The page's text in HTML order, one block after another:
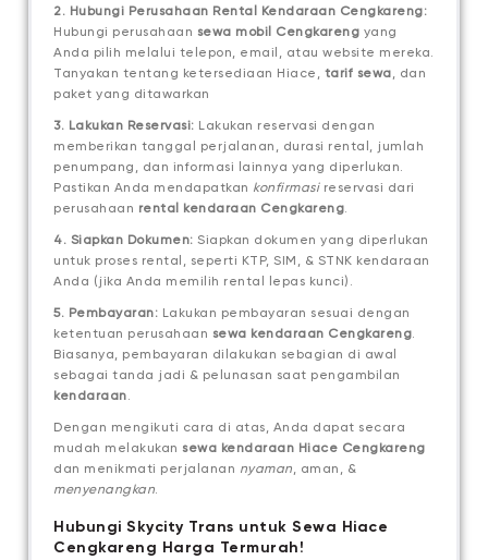
2. Hubungi Perusahaan Rental Kendaraan Cengkareng:
Hubungi perusahaan sewa mobil Cengkareng yang
Anda pilih melalui telepon, email, atau website mereka.
Tanyakan tentang ketersediaan Hiace, tarif sewa, dan
paket yang ditawarkan
3. Lakukan Reservasi: Lakukan reservasi dengan
memberikan tanggal perjalanan, durasi rental, jumlah
penumpang, dan informasi lainnya yang diperlukan.
Pastikan Anda mendapatkan konfirmasireservasi dari
perusahaan rental kendaraan Cengkareng.
4. Siapkan Dokumen: Siapkan dokumen yang diperlukan
untuk proses rental, seperti KTP, SIM, & STNK kendaraan
Anda (jika Anda memilih rental lepas kunci).
5. Pembayaran: Lakukan pembayaran sesuai dengan
ketentuan perusahaan sewa kendaraan Cengkareng.
Biasanya, pembayaran dilakukan sebagian di awal
sebagai tanda jadi & pelunasan saat pengambilan
kendaraan.
Dengan mengikuti cara di atas, Anda dapat secara
mudah melakukansewa kendaraan Hiace Cengkareng
dan menikmati perjalanan nyaman, aman, &
menyenangkan.
Hubungi Skycity Trans untuk Sewa Hiace
Cengkareng Harga Termurah!